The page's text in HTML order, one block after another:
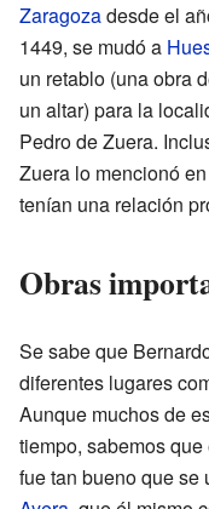
Zaragozadesde el
1449, se mudó a
un retablo (una obra
un altar) para la
Pedro de Zuera.
Zuera lo mencionó
tenían una relación
Obras
Se sabe que
diferentes lugares
Aunque muchos de
tiempo, sabemos
fue tan bueno que se